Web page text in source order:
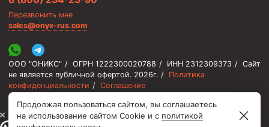
Перезвонить мне
sales@onyx-rus.com
ООО "ОНИКС" / ОГРН 1222300020788 / ИНН 2312309373 / Сайт
не является публичной офертой. 2026г. /
Политика
конфиденциальности / Соглашение
⚡️ Мы онлайн, ответим быстро
Продолжая пользоваться сайтом, вы соглашаетесь
на использование сайтом Cookie и с политикой